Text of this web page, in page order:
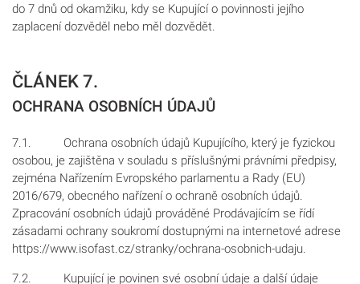
do 7 dnů od okamžiku, kdy se Kupující o povinnosti jejího
zaplacení dozvěděl nebo měl dozvědět.
ČLÁNEK 7.
OCHRANA OSOBNÍCH ÚDAJŮ
7.1. Ochrana osobních údajů Kupujícího, který je fyzickou
osobou, je zajištěna v souladu s příslušnými právními předpisy,
zejména Nařízením Evropského parlamentu a Rady (EU)
2016/679, obecného nařízení o ochraně osobních údajů.
Zpracování osobních údajů prováděné Prodávajícím se řídí
zásadami ochrany soukromí dostupnými na internetové adrese
https://www.isofast.cz/stranky/ochrana-osobnich-udaju.
7.2. Kupující je povinen své osobní údaje a další údaje